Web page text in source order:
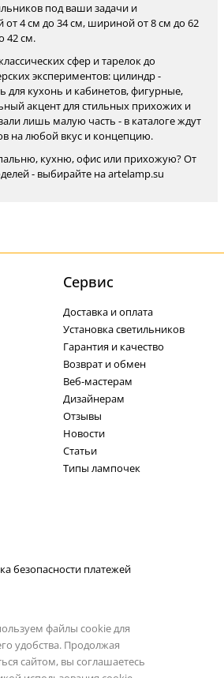
под ваши задачи и
от 4 см до 34 см, шириной от 8 см до 62
42 см.
сфер и тарелок до
экспериментов: цилиндр -
для кухонь и кабинетов, фигурные,
акцент для стильных прихожих и
лишь малую часть - в каталоге ждут
на любой вкус и концепцию.
кухню, офис или прихожую? От
- выбирайте на artelamp.su
Cервис
Доставка и оплата
Установка светильников
Гарантия и качество
Возврат и обмен
Веб-мастерам
Дизайнерам
Отзывы
Новости
Статьи
Типы лампочек
безопасности платежей
файлы cookie для
удобства. Продолжая
сайтом, вы соглашаетесь